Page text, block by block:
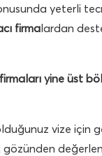
yeterli
firmalardan
yine üst
vize için
gözünden